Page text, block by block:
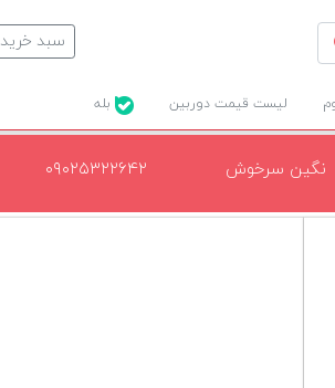
سبد خرید
لیست قیمت دوربین
نگین سرخوش ۰۹۰۲۵۳۲۲۶۴۲